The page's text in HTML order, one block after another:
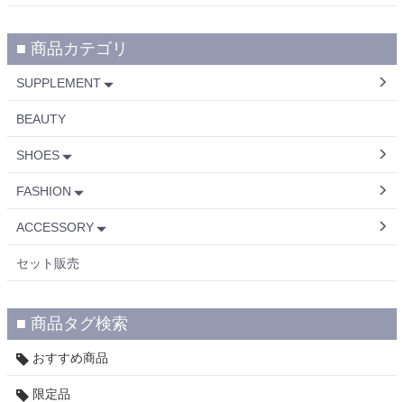
■ 商品カテゴリ
SUPPLEMENT
BEAUTY
SHOES
FASHION
ACCESSORY
セット販売
■ 商品タグ検索
おすすめ商品
限定品